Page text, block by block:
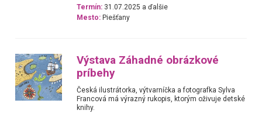
Termín: 31.07.2025 a ďalšie
Mesto: Piešťany
Výstava Záhadné obrázkové
príbehy
Česká ilustrátorka, výtvarníčka a fotografka Sylva
Francová má výrazný rukopis, ktorým oživuje detské
knihy.